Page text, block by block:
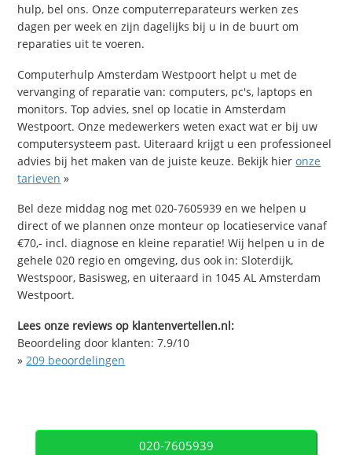
hulp, bel ons. Onze computerreparateurs werken zes
dagen per week en zijn dagelijks bij u in de buurt om
reparaties uit te voeren.
Computerhulp Amsterdam Westpoort helpt u met de
vervanging of reparatie van: computers, pc's, laptops en
monitors. Top advies, snel op locatie in Amsterdam
Westpoort. Onze medewerkers weten exact wat er bij uw
computersysteem past. Uiteraard krijgt u een professioneel
advies bij het maken van de juiste keuze. Bekijk hieronze
tarieven »
Bel deze middag nog met 020-7605939 en we helpen u
direct of we plannen onze monteur op locatieservice vanaf
€70,- incl. diagnose en kleine reparatie! Wij helpen u in de
gehele 020 regio en omgeving, dus ook in: Sloterdijk,
Westspoor, Basisweg, en uiteraard in 1045 AL Amsterdam
Westpoort.
Lees onze reviews op klantenvertellen.nl:
Beoordeling door klanten:7.9/10
»209 beoordelingen
020-7605939